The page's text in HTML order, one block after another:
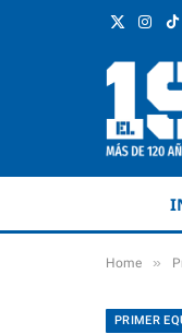
X
Home »
PRIMER